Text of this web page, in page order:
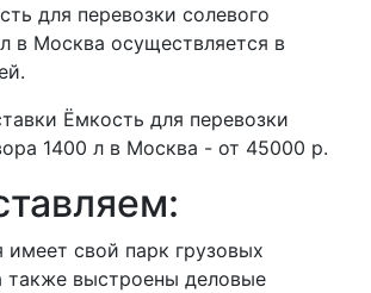
для перевозки солевого
в Москва осуществляется в
Ёмкость для перевозки
1400 л в Москва - от 45000 р.
свой парк грузовых
также выстроены деловые